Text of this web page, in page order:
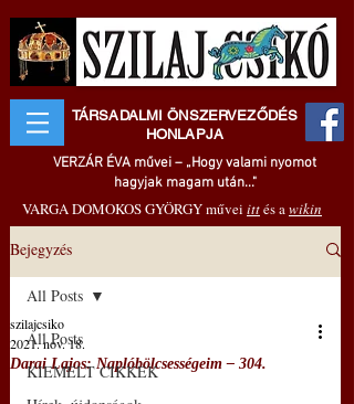
TÁRSADALMI ÖNSZERVEZŐDÉS
HONLAPJA
VERZÁR ÉVA művei – „Hogy valami nyomot
hagyjak magam után..."
VARGA DOMOKOS GYÖRGY művei ittés awikin
Bejegyzés
All Posts
KIEMELT CIKKEK
All Posts
Darai Lajos: Naplóbölcsességeim – 304.
szilajcsiko
2021. nov. 18.